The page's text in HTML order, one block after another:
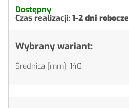
Dostępny
Czas realizacji: 1-2 dni robocze
Wybrany wariant:
Średnica [mm]: 140